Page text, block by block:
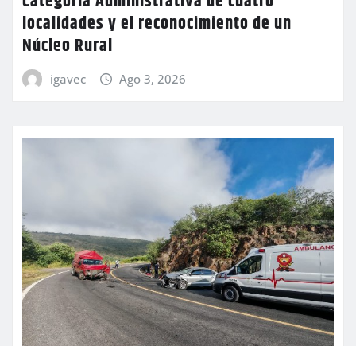
localidades y el reconocimiento de un
Núcleo Rural
igavec Ago 3, 2026